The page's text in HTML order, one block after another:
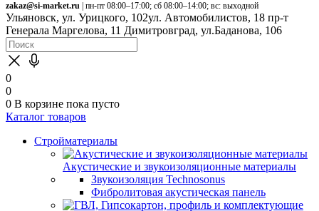
zakaz@si-market.ru | пн-пт 08:00–17:00; сб 08:00–14:00; вс: выходной
Ульяновск, ул. Урицкого, 102ул. Автомобилистов, 18 пр-т
Генерала Маргелова, 11 Димитровград, ул.Баданова, 106
0
0
0 В корзине пока пусто
Каталог товаров
Стройматериалы
Акустические и звукоизоляционные материалы
Звукоизоляция Technosonus
Фибролитовая акустическая панель